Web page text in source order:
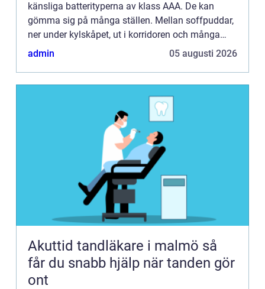
känsliga batterityperna av klass AAA. De kan
gömma sig på många ställen. Mellan soffpuddar,
ner under kylskåpet, ut i korridoren och många
andra stä...
admin 05 augusti 2026
Akuttid tandläkare i malmö så
får du snabb hjälp när tanden gör
ont